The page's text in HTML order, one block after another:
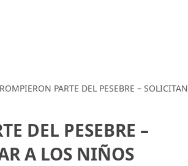
PARTE DEL PESEBRE – SOLICITAN
DEL PESEBRE –
A LOS NIÑOS